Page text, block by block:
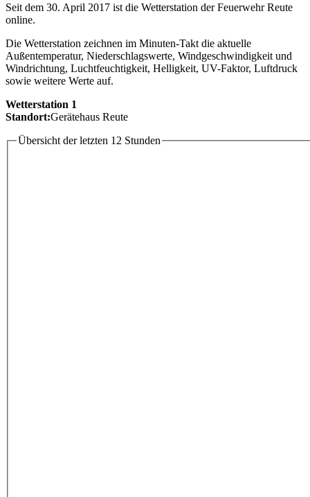
Seit dem 30. April 2017 ist die Wetterstation der Feuerwehr Reute
online.
Die Wetterstation zeichnen im Minuten-Takt die aktuelle
Außentemperatur, Niederschlagswerte, Windgeschwindigkeit und
Windrichtung, Luchtfeuchtigkeit, Helligkeit, UV-Faktor, Luftdruck
sowie weitere Werte auf.
Wetterstation 1
Standort:Gerätehaus Reute
Übersicht der letzten 12 Stunden